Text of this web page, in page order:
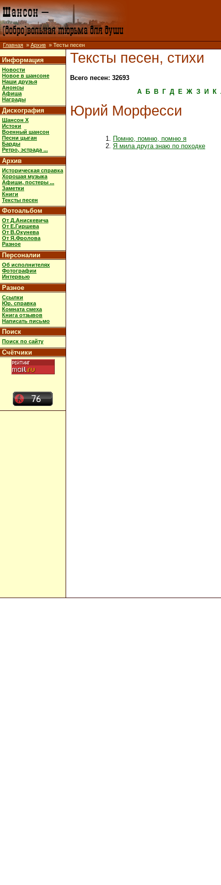
Главная » Архив » Тесты песен
Информация
Новости
Новое в шансоне
Наши друзья
Анонсы
Афиша
Награды
Дискография
Шансон X
Истоки
Военный шансон
Песни цыган
Барды
Ретро, эстрада ...
Архив
Историческая справка
Хорошая музыка
Афиши, постеры ...
Заметки
Книги
Тексты песен
Фотоальбом
От Д.Анискевича
От Е.Гиршева
От В.Окунева
От Я.Фролова
Разное
Персоналии
Об исполнителях
Фотографии
Интервью
Разное
Ссылки
Юр. справка
Комната смеха
Книга отзывов
Написать письмо
Поиск
Поиск по сайту
Счётчики
Тексты песен, стихи
Всего песен: 32693
А
Б В Г Д Е Ж З И К
Юрий Морфесси
Помню, помню, помню я
Я мила друга знаю по походке